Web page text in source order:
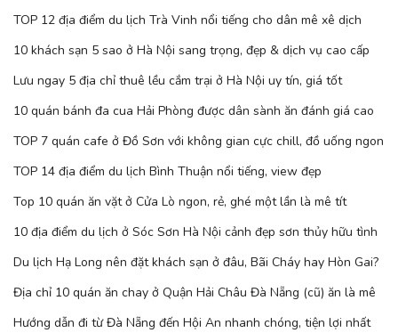
TOP 12 địa điểm du lịch Trà Vinh nổi tiếng cho dân mê xê dịch
10 khách sạn 5 sao ở Hà Nội sang trọng, đẹp & dịch vụ cao cấp
Lưu ngay 5 địa chỉ thuê lều cắm trại ở Hà Nội uy tín, giá tốt
10 quán bánh đa cua Hải Phòng được dân sành ăn đánh giá cao
TOP 7 quán cafe ở Đồ Sơn với không gian cực chill, đồ uống ngon
TOP 14 địa điểm du lịch Bình Thuận nổi tiếng, view đẹp
Top 10 quán ăn vặt ở Cửa Lò ngon, rẻ, ghé một lần là mê tít
10 địa điểm du lịch ở Sóc Sơn Hà Nội cảnh đẹp sơn thủy hữu tình
Du lịch Hạ Long nên đặt khách sạn ở đâu, Bãi Cháy hay Hòn Gai?
Địa chỉ 10 quán ăn chay ở Quận Hải Châu Đà Nẵng (cũ) ăn là mê
Hướng dẫn đi từ Đà Nẵng đến Hội An nhanh chóng, tiện lợi nhất